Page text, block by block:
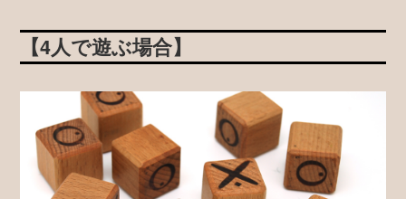
【4人で遊ぶ場合】